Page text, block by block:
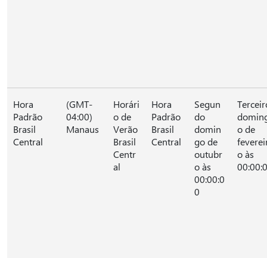
Hora
Padrão
Brasil
Central
(GMT-
04:00)
Manaus
Horári
o de
Verão
Brasil
Centr
al
Hora
Padrão
Brasil
Central
Segun
do
domin
go de
outubr
o às
00:00:0
0
o de
o às